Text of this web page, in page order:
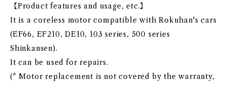
【Product features and usage, etc.】
It is a coreless motor compatible with Rokuhan's cars
(EF66, EF210, DE10, 103 series, 500 series
Shinkansen).
It can be used for repairs.
(* Motor replacement is not covered by the warranty,